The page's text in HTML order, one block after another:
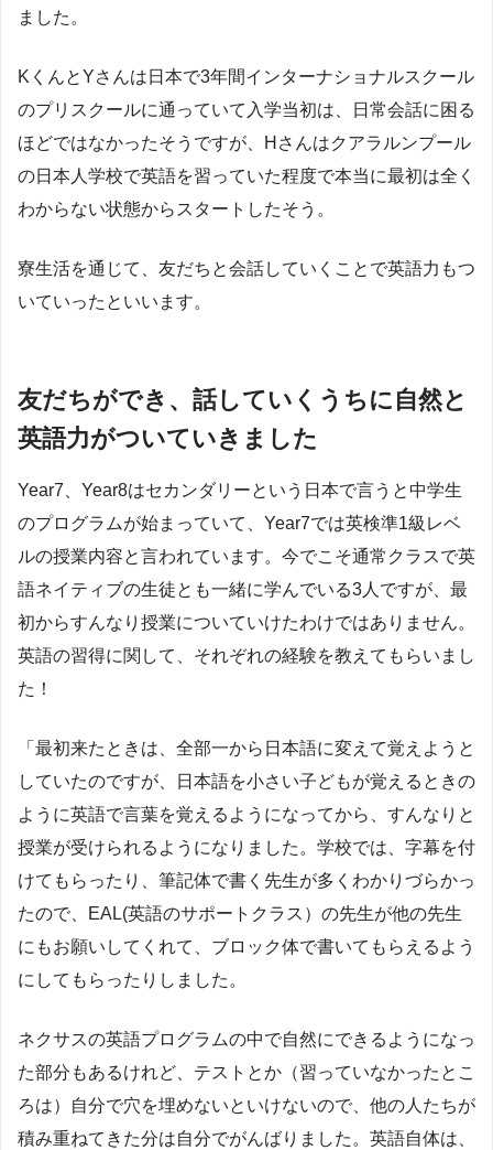
ました。
KくんとYさんは日本で3年間インターナショナルスクール
のプリスクールに通っていて入学当初は、日常会話に困る
ほどではなかったそうですが、Hさんはクアラルンプール
の日本人学校で英語を習っていた程度で本当に最初は全く
わからない状態からスタートしたそう。
寮生活を通じて、友だちと会話していくことで英語力もつ
いていったといいます。
友だちができ、話していくうちに自然と
英語力がついていきました
Year7、Year8はセカンダリーという日本で言うと中学生
のプログラムが始まっていて、Year7では英検準1級レベ
ルの授業内容と言われています。今でこそ通常クラスで英
語ネイティブの生徒とも一緒に学んでいる3人ですが、最
初からすんなり授業についていけたわけではありません。
英語の習得に関して、それぞれの経験を教えてもらいまし
た！
「最初来たときは、全部一から日本語に変えて覚えようと
していたのですが、日本語を小さい子どもが覚えるときの
ように英語で言葉を覚えるようになってから、すんなりと
授業が受けられるようになりました。学校では、字幕を付
けてもらったり、筆記体で書く先生が多くわかりづらかっ
たので、EAL(英語のサポートクラス）の先生が他の先生
にもお願いしてくれて、ブロック体で書いてもらえるよう
にしてもらったりしました。
ネクサスの英語プログラムの中で自然にできるようになっ
た部分もあるけれど、テストとか（習っていなかったとこ
ろは）自分で穴を埋めないといけないので、他の人たちが
積み重ねてきた分は自分でがんばりました。英語自体は、